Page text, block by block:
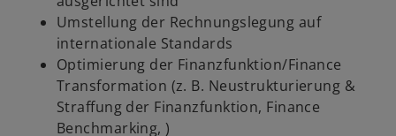
Umstellung der Rechnungslegung auf
internationale Standards
Optimierung der Finanzfunktion/Finance
Transformation (z. B. Neustrukturierung &
Straffung der Finanzfunktion, Finance
Benchmarking, )